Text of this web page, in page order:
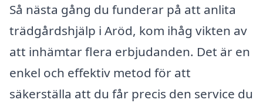
Så nästa gång du funderar på att anlita
trädgårdshjälp i Aröd, kom ihåg vikten av
att inhämtar flera erbjudanden. Det är en
enkel och effektiv metod för att
säkerställa att du får precis den service du